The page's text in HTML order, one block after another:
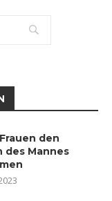
den
des Mannes